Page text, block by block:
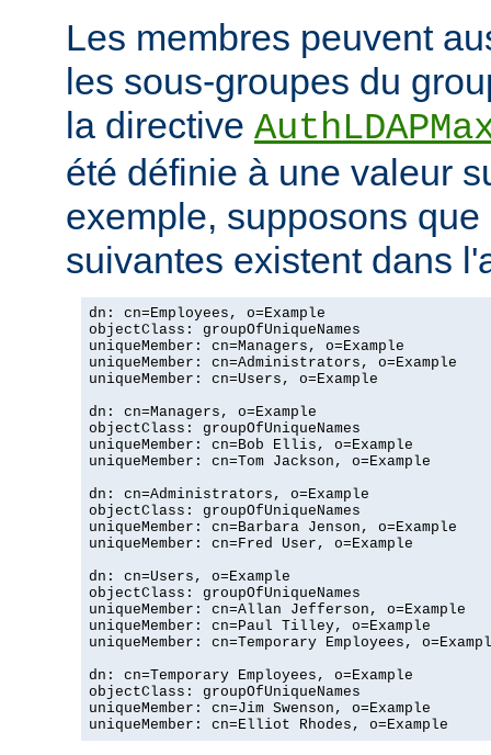
Les membres peuvent
les sous-groupes du
la directive
été définie à une valeur
exemple, supposons
suivantes existent dans
dn: cn=Employees, o=Example
objectClass: groupOfUniqueNames
uniqueMember: cn=Managers, o=Example
uniqueMember: cn=Administrators, o=Example
uniqueMember: cn=Users, o=Example
dn: cn=Managers, o=Example
objectClass: groupOfUniqueNames
uniqueMember: cn=Bob Ellis, o=Example
uniqueMember: cn=Tom Jackson, o=Example
dn: cn=Administrators, o=Example
objectClass: groupOfUniqueNames
uniqueMember: cn=Barbara Jenson, o=Example
uniqueMember: cn=Fred User, o=Example
dn: cn=Users, o=Example
objectClass: groupOfUniqueNames
uniqueMember: cn=Allan Jefferson, o=Example
uniqueMember: cn=Paul Tilley, o=Example
uniqueMember: cn=Temporary Employees,
dn: cn=Temporary Employees, o=Example
objectClass: groupOfUniqueNames
uniqueMember: cn=Jim Swenson, o=Example
uniqueMember: cn=Elliot Rhodes, o=Example